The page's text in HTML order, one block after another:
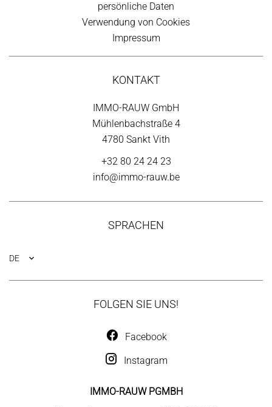
persönliche Daten
Verwendung von Cookies
Impressum
KONTAKT
IMMO-RAUW GmbH
Mühlenbachstraße 4
4780 Sankt Vith
+32 80 24 24 23
info@immo-rauw.be
SPRACHEN
DE
FOLGEN SIE UNS!
Facebook
Instagram
IMMO-RAUW PGMBH